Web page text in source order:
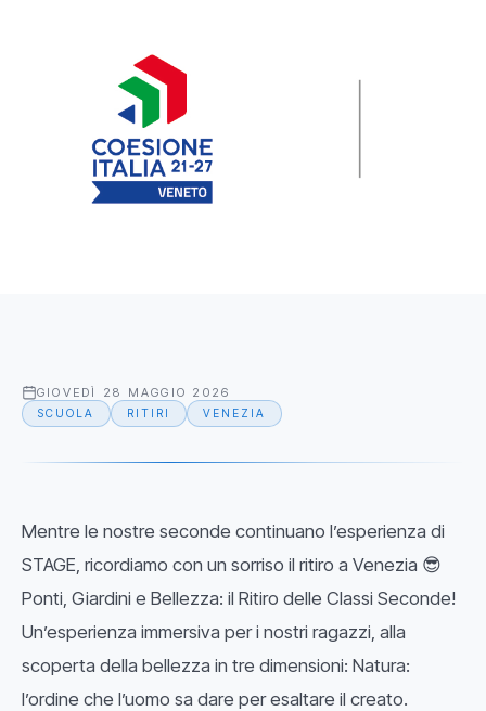
GIOVEDÌ 28 MAGGIO 2026
SCUOLA RITIRI VENEZIA
Mentre le nostre seconde continuano l’esperienza di
STAGE, ricordiamo con un sorriso il ritiro a Venezia 😎
Ponti, Giardini e Bellezza: il Ritiro delle Classi Seconde!
Un’esperienza immersiva per i nostri ragazzi, alla
scoperta della bellezza in tre dimensioni: Natura:
l’ordine che l’uomo sa dare per esaltare il creato.